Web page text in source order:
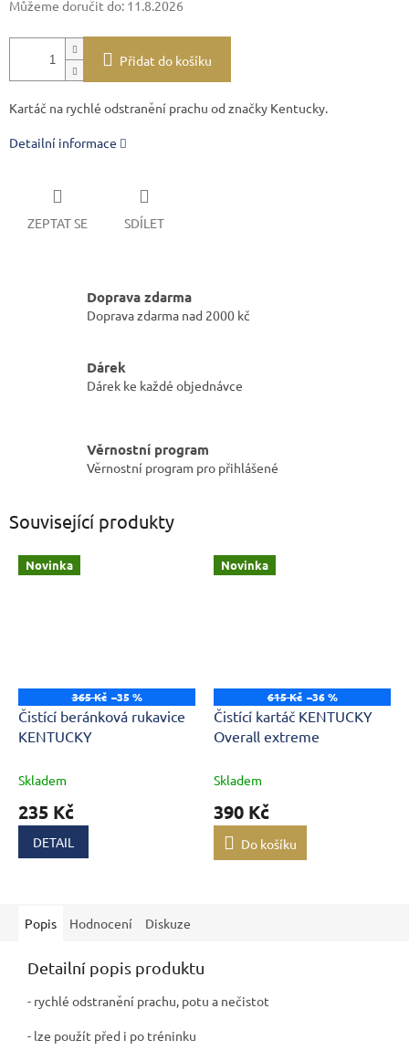
Můžeme doručit do: 11.8.2026
Přidat do košíku
Kartáč na rychlé odstranění prachu od značky Kentucky.
Detailní informace
ZEPTAT SE SDÍLET
Doprava zdarma
Doprava zdarma nad 2000 kč
Dárek
Dárek ke každé objednávce
Věrnostní program
Věrnostní program pro přihlášené
Související produkty
Novinka
365 Kč –35 %
Čistící beránková rukavice
KENTUCKY
Skladem
235 Kč
DETAIL
Novinka
615 Kč –36 %
Čistící kartáč KENTUCKY
Overall extreme
Skladem
390 Kč
Do košíku
Popis Hodnocení Diskuze
Detailní popis produktu
- rychlé odstranění prachu, potu a nečistot
- lze použít před i po tréninku